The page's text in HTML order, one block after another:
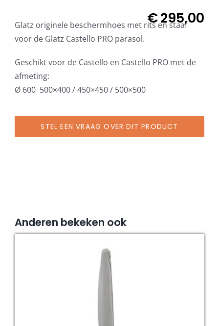
Umbrosa en Paraflex parasoldoeken
met
rits
staaf
Castello
parasol
400x85
€295,00
Glatz originele beschermhoes met rits en staaf
voor de Glatz Castello PRO parasol.
Geschikt voor de Castello en Castello PRO met de
afmeting:
Ø 600 500×400 / 450×450 / 500×500
STEL EEN VRAAG OVER DIT PRODUCT
Anderen bekeken ook